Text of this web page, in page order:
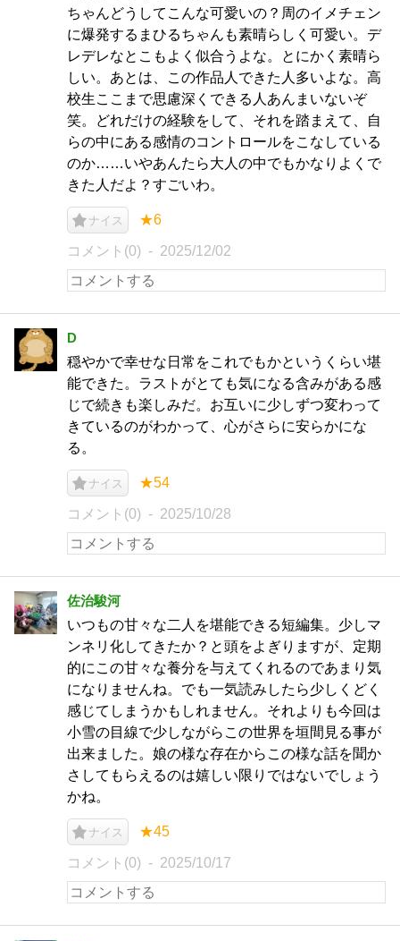
ちゃんどうしてこんな可愛いの？周のイメチェン
に爆発するまひるちゃんも素晴らしく可愛い。デ
レデレなとこもよく似合うよな。とにかく素晴ら
しい。あとは、この作品人できた人多いよな。高
校生ここまで思慮深くできる人あんまいないぞ
笑。どれだけの経験をして、それを踏まえて、自
らの中にある感情のコントロールをこなしている
のか……いやあんたら大人の中でもかなりよくで
きた人だよ？すごいわ。
ナイス ★6
コメント(0) 2025/12/02
D
穏やかで幸せな日常をこれでもかというくらい堪
能できた。ラストがとても気になる含みがある感
じで続きも楽しみだ。お互いに少しずつ変わって
きているのがわかって、心がさらに安らかにな
る。
ナイス ★54
コメント(0) 2025/10/28
佐治駿河
いつもの甘々な二人を堪能できる短編集。少しマ
ンネリ化してきたか？と頭をよぎりますが、定期
的にこの甘々な養分を与えてくれるのであまり気
になりませんね。でも一気読みしたら少しくどく
感じてしまうかもしれません。それよりも今回は
小雪の目線で少しながらこの世界を垣間見る事が
出来ました。娘の様な存在からこの様な話を聞か
さしてもらえるのは嬉しい限りではないでしょう
かね。
ナイス ★45
コメント(0) 2025/10/17